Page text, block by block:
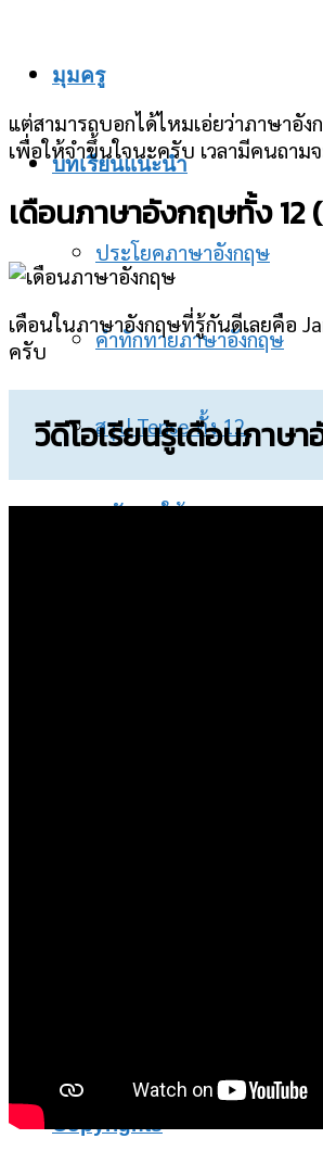
มุมครู
บทเรียนแนะนำ
ประโยคภาษาอังกฤษ
คำทักทายภาษาอังกฤษ
สรุป Tense ทั้ง 12
หลักการใช้ 12 Tense
Copyrights
แต่สามารถบอกได้ไหมเอ่ยว่าภาษาอั
เพื่อให้จำขึ้นใจนะครับ เวลามีคนถาม
เดือนภาษาอังกฤษทั้ง 12
เดือนในภาษาอังกฤษที่รู้กันดีเลยคือ
ครับ
วีดีโอเรียนรู้เดือนภาษ